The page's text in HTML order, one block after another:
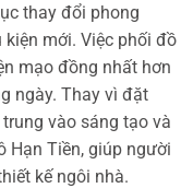
thay đổi phong
kiện mới. Việc phối đồ
mạo đồng nhất hơn
ngày. Thay vì đặt
vào sáng tạo và
Hạn Tiền, giúp người
kế ngôi nhà.